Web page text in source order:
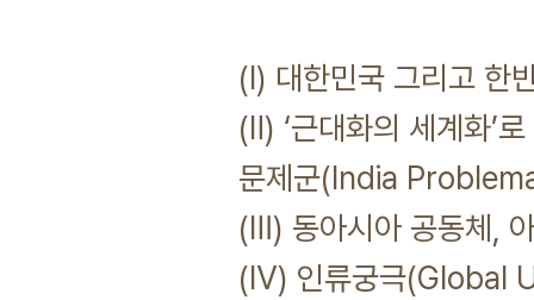
(Ⅰ) 대한민국 그리고
(Ⅱ) ‘근대화의 세계화
문제군(India
(Ⅲ) 동아시아 공동체,
(Ⅳ) 인류궁극(Global